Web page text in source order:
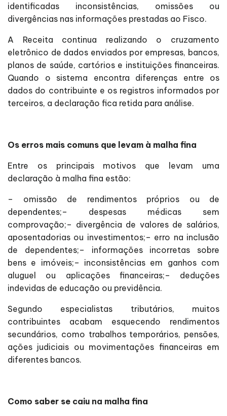
identificadas inconsistências, omissões ou
divergências nas informações prestadas ao Fisco.
A Receita continua realizando o cruzamento
eletrônico de dados enviados por empresas, bancos,
planos de saúde, cartórios e instituições financeiras.
Quando o sistema encontra diferenças entre os
dados do contribuinte e os registros informados por
terceiros, a declaração fica retida para análise.
Os erros mais comuns que levam à malha fina
Entre os principais motivos que levam uma
declaração à malha fina estão:
– omissão de rendimentos próprios ou de
dependentes;– despesas médicas sem
comprovação;– divergência de valores de salários,
aposentadorias ou investimentos;– erro na inclusão
de dependentes;– informações incorretas sobre
bens e imóveis;– inconsistências em ganhos com
aluguel ou aplicações financeiras;– deduções
indevidas de educação ou previdência.
Segundo especialistas tributários, muitos
contribuintes acabam esquecendo rendimentos
secundários, como trabalhos temporários, pensões,
ações judiciais ou movimentações financeiras em
diferentes bancos.
Como saber se caiu na malha fina